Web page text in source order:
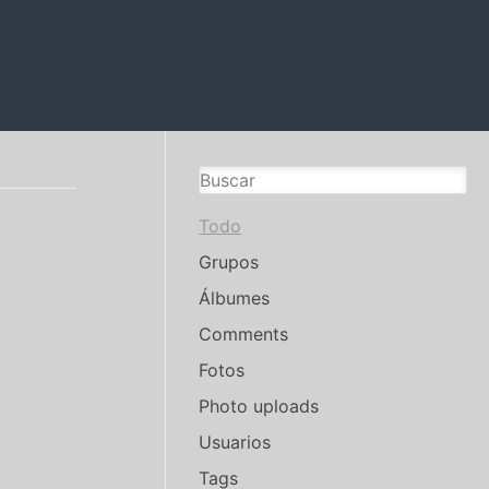
Todo
Grupos
Álbumes
Comments
Fotos
Photo uploads
Usuarios
Tags